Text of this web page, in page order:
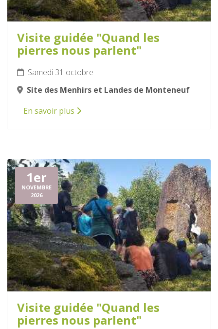
Visite guidée "Quand les
pierres nous parlent"
Samedi 31 octobre
Site des Menhirs et Landes de Monteneuf
En savoir plus
1er
NOVEMBRE
2026
Visite guidée "Quand les
pierres nous parlent"